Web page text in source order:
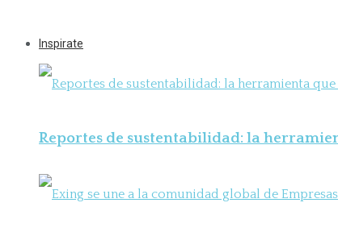
Inspirate
Reportes de sustentabilidad: la